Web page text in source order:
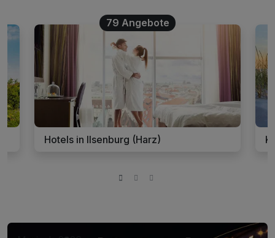
79 Angebote
Hotels in Ilsenburg (Harz)